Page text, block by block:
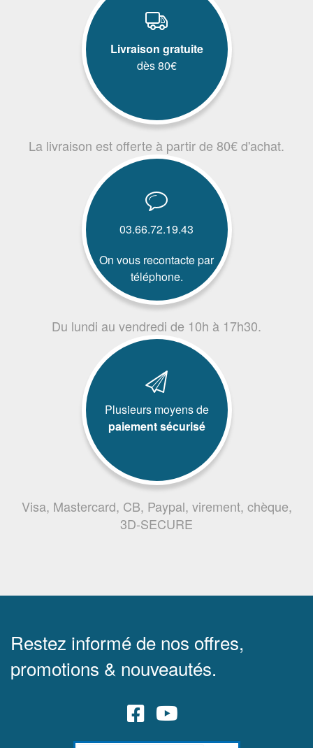
Livraison gratuite
dès 80€
La livraison est offerte à partir de 80€ d'achat.
03.66.72.19.43
On vous recontacte par
téléphone.
Du lundi au vendredi de 10h à 17h30.
Plusieurs moyens de
paiement sécurisé
Visa, Mastercard, CB, Paypal, virement, chèque,
3D-SECURE
Restez informé de nos offres,
promotions & nouveautés.